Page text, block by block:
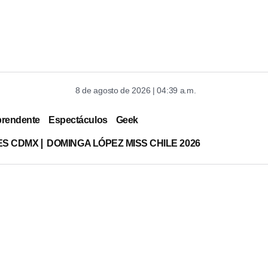
8 de agosto de 2026 | 04:39 a.m.
Espectáculos Geek
CDMX DOMINGA LÓPEZ MISS CHILE 2026